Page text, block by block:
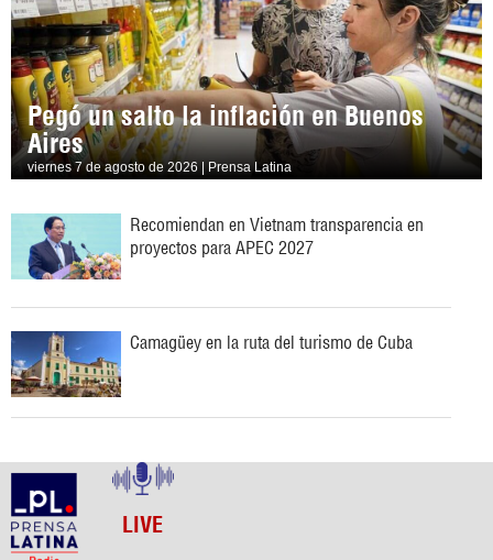
Pegó un salto la inflación en Buenos
Aires
viernes 7 de agosto de 2026 | Prensa Latina
Recomiendan en Vietnam transparencia en
proyectos para APEC 2027
Camagüey en la ruta del turismo de Cuba
LIVE